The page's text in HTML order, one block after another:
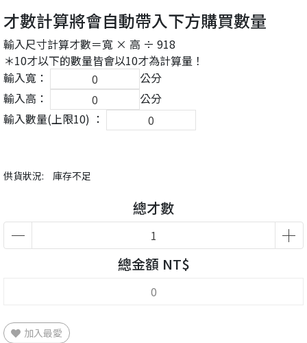
供貨狀況: 庫存不足
才數計算將會自動帶入下方購買數量
輸入尺寸計算才數＝寬 × 高 ÷ 918
＊10才以下的數量皆會以10才為計算量！
輸入寬：
公分
輸入高：
公分
輸入數量(上限10) ：
總才數
總金額 NT$
加入最愛